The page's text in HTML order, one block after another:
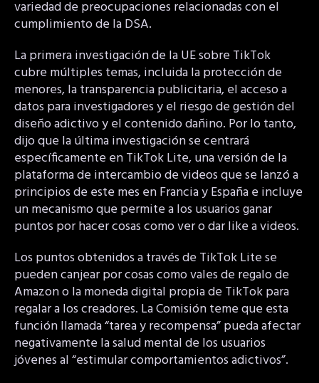
variedad de preocupaciones relacionadas con el
cumplimiento de la DSA.
La primera investigación de la UE sobre TikTok
cubre múltiples temas, incluida la protección de
menores, la transparencia publicitaria, el acceso a
datos para investigadores y el riesgo de gestión del
diseño adictivo y el contenido dañino. Por lo tanto,
dijo que la última investigación se centrará
específicamente en TikTok Lite, una versión de la
plataforma de intercambio de videos que se lanzó a
principios de este mes en Francia y España e incluye
un mecanismo que permite a los usuarios ganar
puntos por hacer cosas como ver o dar like a videos.
Los puntos obtenidos a través de TikTok Lite se
pueden canjear por cosas como vales de regalo de
Amazon o la moneda digital propia de TikTok para
regalar a los creadores. La Comisión teme que esta
función llamada “tarea y recompensa” pueda afectar
negativamente la salud mental de los usuarios
jóvenes al “estimular comportamientos adictivos”.